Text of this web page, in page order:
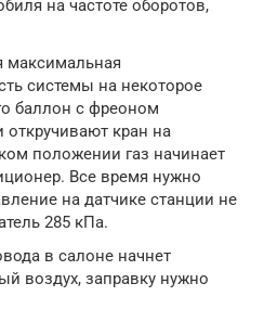
на частоте оборотов,
максимальная
системы на некоторое
баллон с фреоном
откручивают кран на
положении газ начинает
Все время нужно
на датчике станции не
285 кПа.
в салоне начнет
воздух, заправку нужно